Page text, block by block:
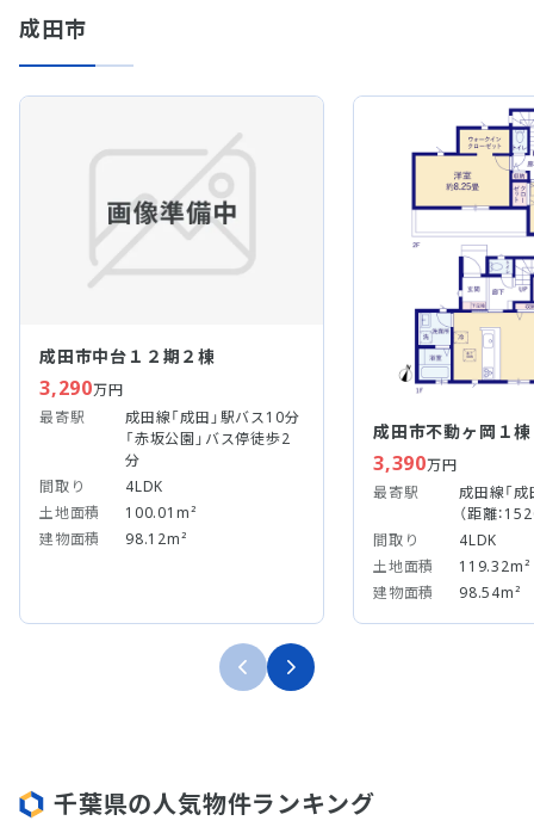
成田市
成田市中台１２期２棟
3,290万円
最寄駅
成田線「成田」駅バス10分
「赤坂公園」バス停徒歩2
分
間取り
4LDK
土地面積
100.01m²
建物面積
98.12m²
成田市不動ヶ岡１棟
3,390万円
最寄駅
成田線「
（距離：
間取り
4LDK
土地面積
119.32m²
建物面積
98.54m²
千葉県の人気物件ランキング